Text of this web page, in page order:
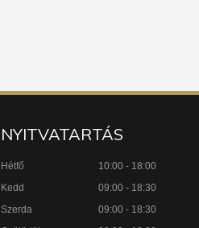
NYITVATARTÁS
Hétfő
10:00 - 18:00
Kedd
09:00 - 18:30
Szerda
09:00 - 18:30